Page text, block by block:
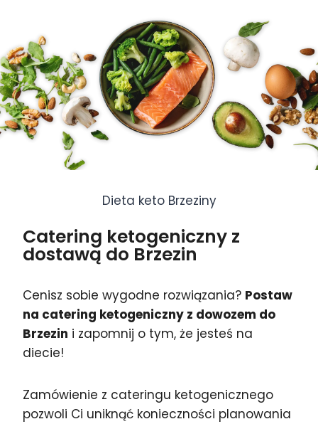
Dieta keto Brzeziny
Catering ketogeniczny z
dostawą do Brzezin
Cenisz sobie wygodne rozwiązania? Postaw
na catering ketogeniczny z dowozem do
Brzezin i zapomnij o tym, że jesteś na
diecie!
Zamówienie z cateringu ketogenicznego
pozwoli Ci uniknąć konieczności planowania